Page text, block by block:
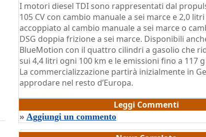
I motori diesel TDI sono rappresentati dal
105 CV con cambio manuale a sei marce e 2,0 litri
accoppiato al cambio manuale a sei marce o
DSG doppia frizione a sei marce. Disponibili
BlueMotion con il quattro cilindri a gasolio che
sui 4,4 litri ogni 100 km e le emissioni fino a 117
La commercializzazione partirà inizialmente in
approdare nel resto d’Europa.
Leggi Commenti
» Aggiungi un commento